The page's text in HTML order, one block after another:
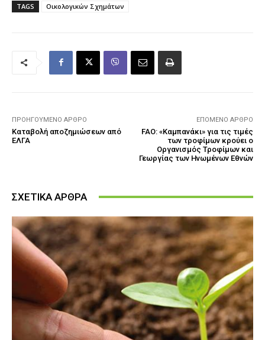
TAGS Οικολογικών Σχημάτων
ΠΡΟΗΓΟΎΜΕΝΟ ΆΡΘΡΟ
Καταβολή αποζημιώσεων από
ΕΛΓΑ
ΕΠΌΜΕΝΟ ΆΡΘΡΟ
FAO: «Καμπανάκι» για τις τιμές
των τροφίμων κρούει ο
Οργανισμός Τροφίμων και
Γεωργίας των Ηνωμένων Εθνών
ΣΧΕΤΙΚΑ ΑΡΘΡΑ